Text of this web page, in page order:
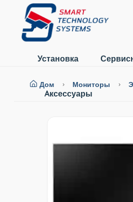
Установка
Aксессуары
Дом Мониторы